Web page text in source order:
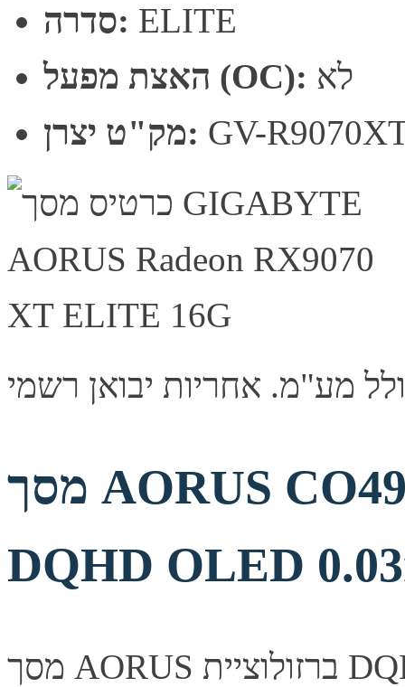
סדרה: ELITE
האצת מפעל (OC): לא
מק"ט יצרן: GV-
מסך AORUS CO49DQ Ultra-Wide
DQHD OLED
מסך AORUS ברזולוציית DQHD 5120x1440 עם קצב רענון